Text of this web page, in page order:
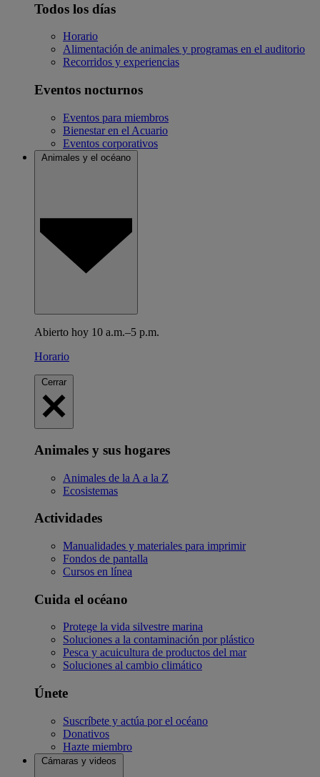
Todos los días
Horario
Alimentación de animales y programas en el auditorio
Recorridos y experiencias
Eventos nocturnos
Eventos para miembros
Bienestar en el Acuario
Eventos corporativos
Animales y el océano
Abierto hoy 10 a.m.–5 p.m.
Horario
Cerrar
Animales y sus hogares
Animales de la A a la Z
Ecosistemas
Actividades
Manualidades y materiales para imprimir
Fondos de pantalla
Cursos en línea
Cuida el océano
Protege la vida silvestre marina
Soluciones a la contaminación por plástico
Pesca y acuicultura de productos del mar
Soluciones al cambio climático
Únete
Suscríbete y actúa por el océano
Donativos
Hazte miembro
Cámaras y videos